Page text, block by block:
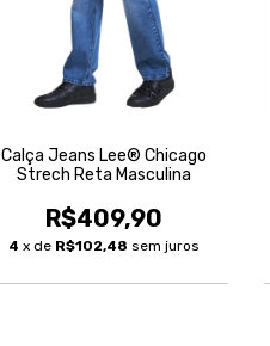
Calça Jeans Lee® Chicago
Strech Reta Masculina
R$409,90
4 x de R$102,48 sem juros